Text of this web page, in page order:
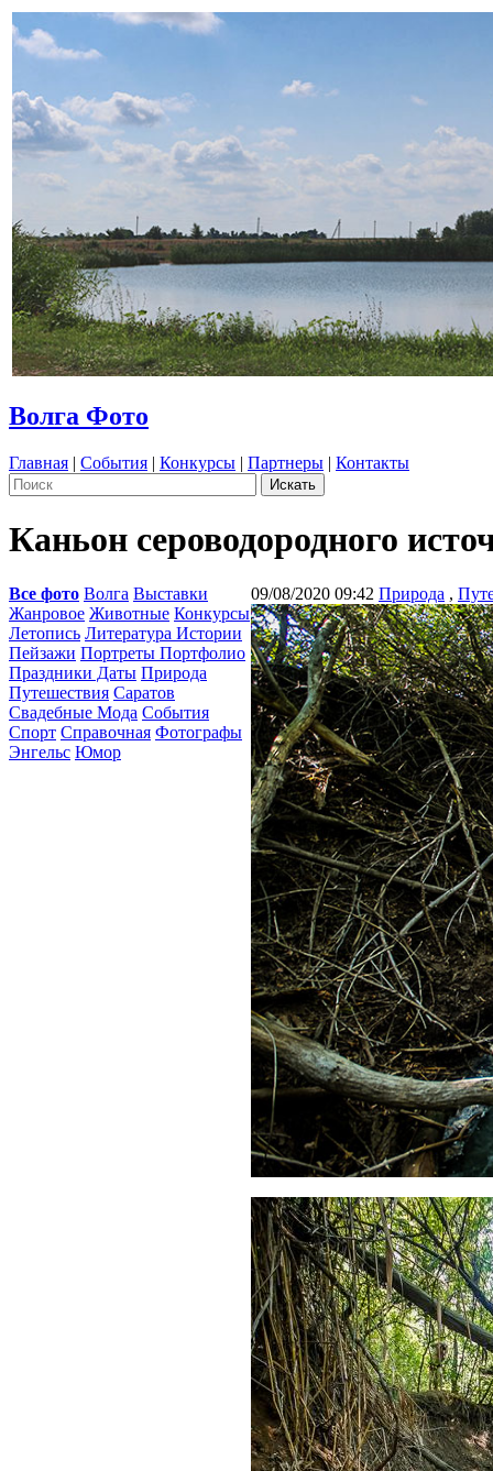
Волга Фото
Главная | События | Конкурсы | Партнеры | Контакты
Каньон сероводородного
Все фото Волга Выставки
Жанровое Животные Конкурсы
Летопись Литература Истории
Пейзажи Портреты Портфолио
Праздники Даты Природа
Путешествия Саратов
Свадебные Мода События
Спорт Справочная Фотографы
Энгельс Юмор
09/08/2020 09:42 Природа ,